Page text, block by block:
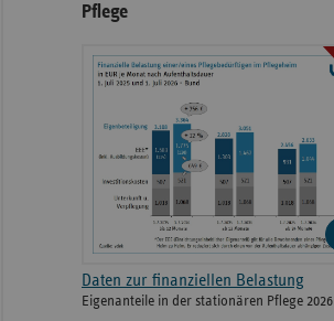
Pflege
Daten zur finanziellen Belastung
Eigenanteile in der stationären Pflege 2026